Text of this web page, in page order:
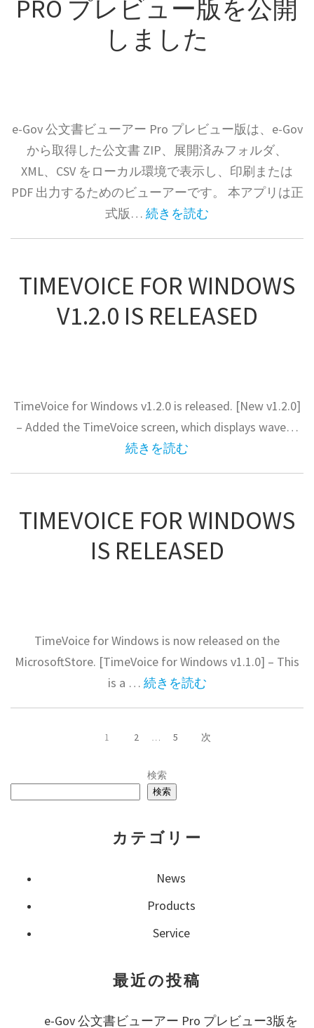
PRO プレビュー版を公開
しました
e-Gov 公文書ビューアー Pro プレビュー版は、e-Gov
から取得した公文書 ZIP、展開済みフォルダ、
XML、CSV をローカル環境で表示し、印刷または
PDF 出力するためのビューアーです。 本アプリは正
式版… 続きを読む
TIMEVOICE FOR WINDOWS
V1.2.0 IS RELEASED
TimeVoice for Windows v1.2.0 is released. [New v1.2.0]
– Added the TimeVoice screen, which displays wave…
続きを読む
TIMEVOICE FOR WINDOWS
IS RELEASED
TimeVoice for Windows is now released on the
MicrosoftStore. [TimeVoice for Windows v1.1.0] – This
is a … 続きを読む
稿
ペ
ー
ジ
ペ1
ペ
2 …
ペ
5 次
検索
検索
カテゴリー
News
Products
Service
最近の投稿
e-Gov 公文書ビューアー Pro プレビュー3版を